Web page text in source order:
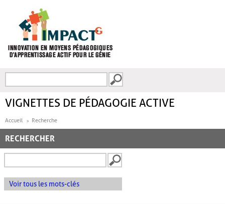
FORMULAIRE DE
VIGNETTES DE PÉDAGOGIE ACTIVE
Accueil Recherche
RECHERCHER
Voir tous les mots-clés